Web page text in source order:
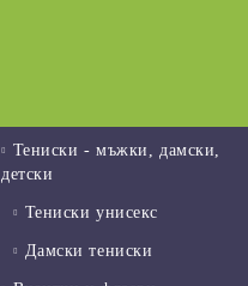
Тениски - мъжки, дамски,
детски
Тениски унисекс
Дамски тениски